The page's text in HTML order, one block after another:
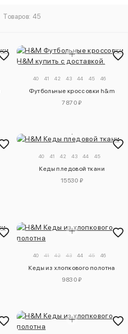
Товаров: 45
40 41 42 43 44 45 46
Футбольные кроссовки h&m
7870 ₽
40 41 42 43 44 45
Кеды пледовой ткани
15530 ₽
40 41 42 43 44 45 46
Кеды из хлопкового полотна
9830 ₽